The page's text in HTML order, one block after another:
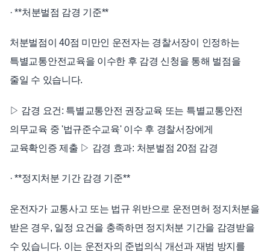
· **처분벌점 감경 기준**
처분벌점이 40점 미만인 운전자는 경찰서장이 인정하는
특별교통안전교육을 이수한 후 감경 신청을 통해 벌점을
줄일 수 있습니다.
▷ 감경 요건: 특별교통안전 권장교육 또는 특별교통안전
의무교육 중 '법규준수교육' 이수 후 경찰서장에게
교육확인증 제출 ▷ 감경 효과: 처분벌점 20점 감경
· **정지처분 기간 감경 기준**
운전자가 교통사고 또는 법규 위반으로 운전면허 정지처분을
받은 경우, 일정 요건을 충족하면 정지처분 기간을 감경받을
수 있습니다. 이는 운전자의 준법의식 개선과 재범 방지를